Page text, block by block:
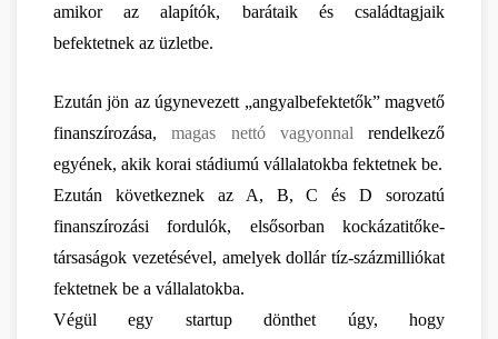
amikor az alapítók, barátaik és családtagjaik
befektetnek az üzletbe.
Ezután jön az úgynevezett „angyalbefektetők” magvető
finanszírozása, magas nettó vagyonnal rendelkező
egyének, akik korai stádiumú vállalatokba fektetnek be.
Ezután következnek az A, B, C és D sorozatú
finanszírozási fordulók, elsősorban kockázatitőke-
társaságok vezetésével, amelyek dollár tíz-százmilliókat
fektetnek be a vállalatokba.
Végül egy startup dönthet úgy, hogy